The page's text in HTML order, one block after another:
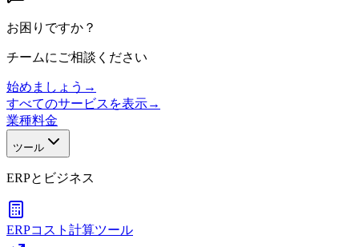
お困りですか？
チームにご相談ください
始めましょう →
すべてのサービスを表示→
業種料金
ツール
ERPとビジネス
ERPコスト計算ツール